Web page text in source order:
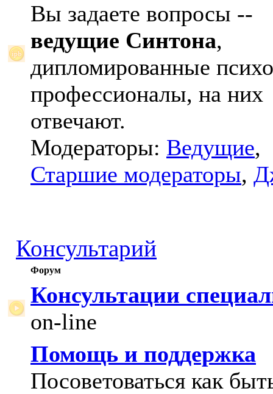
Вы задаете вопросы --
ведущие Синтона,
дипломированные
профессионалы, на них
отвечают.
Модераторы: Ведущие,
Старшие модераторы,
Консультарий
Форум
Консультации
on-line
Помощь и поддержка
Посоветоваться как